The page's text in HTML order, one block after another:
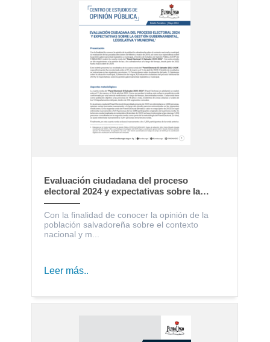
Evaluación ciudadana del proceso
electoral 2024 y expectativas sobre la
gestión gubernamental, legislativa y
municipal
Con la finalidad de conocer la opinión de la
población salvadoreña sobre el contexto
nacional y m...
Leer más..